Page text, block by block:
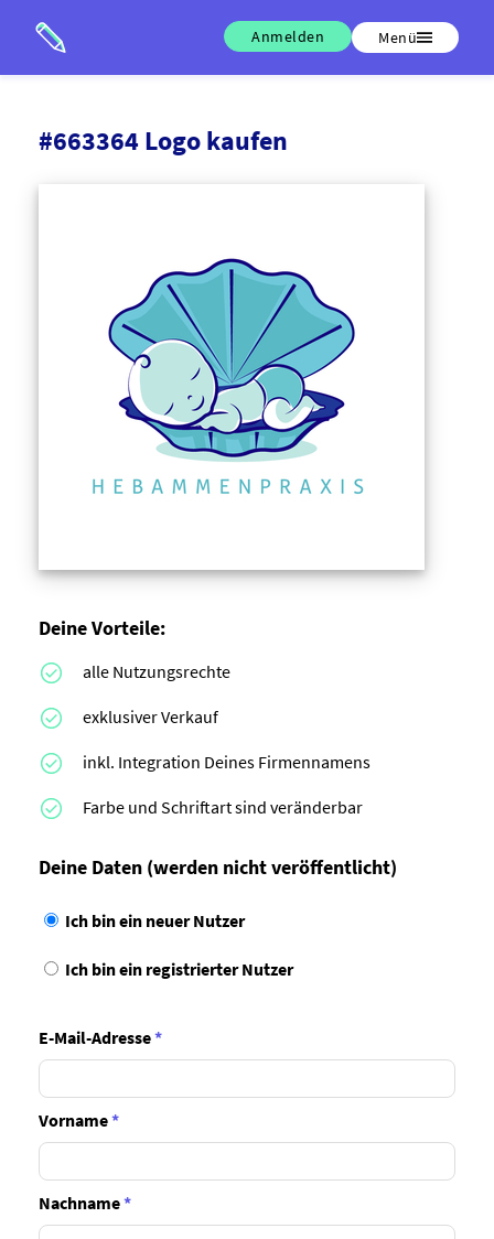
Anmelden Menü
#663364 Logo kaufen
Deine Vorteile:
alle Nutzungsrechte
exklusiver Verkauf
inkl. Integration Deines Firmennamens
Farbe und Schriftart sind veränderbar
Deine Daten (werden nicht veröffentlicht)
Ich bin ein neuer Nutzer
Ich bin ein registrierter Nutzer
E-Mail-Adresse*
Vorname*
Nachname*